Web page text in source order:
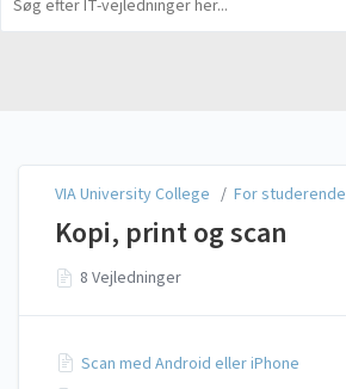
VIA University College / For studerende
Kopi, print og scan
8 Vejledninger
Scan med Android eller iPhone